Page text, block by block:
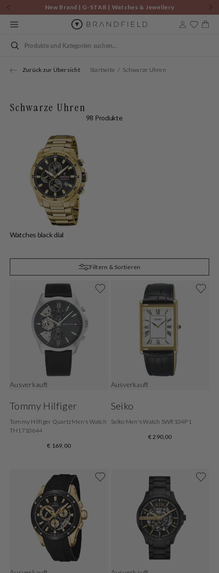
Zum
Inhalt
springen
New Brand | G-STAR | Watches & Jewellery
Suchen
Zurück zur Übersicht Startseite Schwarze Uhren
Schwarze Uhren
98 Produkte
Watches black dial
Filtern & Sortieren
Ausverkauft
Tommy Hilfiger
Tommy Hilfiger Quartz Men's Watch
TH1710644
€ 169,00
Ausverkauft
Seiko
Seiko Men's Watch SWR104P1
€ 290,00